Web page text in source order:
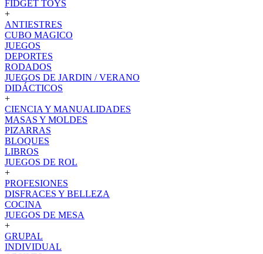
FIDGET TOYS
+
ANTIESTRES
CUBO MAGICO
JUEGOS
DEPORTES
RODADOS
JUEGOS DE JARDIN / VERANO
DIDÁCTICOS
+
CIENCIA Y MANUALIDADES
MASAS Y MOLDES
PIZARRAS
BLOQUES
LIBROS
JUEGOS DE ROL
+
PROFESIONES
DISFRACES Y BELLEZA
COCINA
JUEGOS DE MESA
+
GRUPAL
INDIVIDUAL